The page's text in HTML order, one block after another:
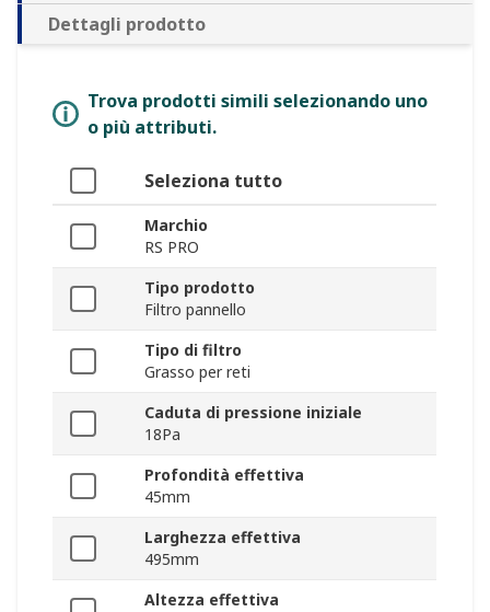
Dettagli prodotto
Trova prodotti simili selezionando uno
o più attributi.
Seleziona tutto
Marchio
RS PRO
Tipo prodotto
Filtro pannello
Tipo di filtro
Grasso per reti
Caduta di pressione iniziale
18Pa
Profondità effettiva
45mm
Larghezza effettiva
495mm
Altezza effettiva